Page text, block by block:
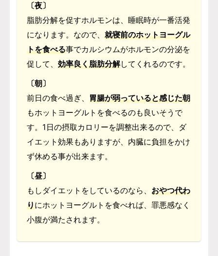
〔夜〕
脂肪分解を促すホルモンは、睡眠時が一番活発
になります。なので、 就寝前のホットヨーグル
トを食べる事でカルシウムがホルモンの分泌を
促して、 効率良く脂肪分解してくれるのです。
〔朝〕
前日の食べ過ぎ、 胃腸が弱っていると感じた朝
もホットヨーグルトを食べるのも良いそうで
す。1日の摂取カロリーを調整出来るので、ダ
イエット効果もありますが、内臓に負担をかけ
ず休める事が出来ます。
〔昼〕
もしダイエットをしているのなら、 おやつ代わ
りにホットヨーグルトを食べれば、罪悪感なく
小腹が満たされます。